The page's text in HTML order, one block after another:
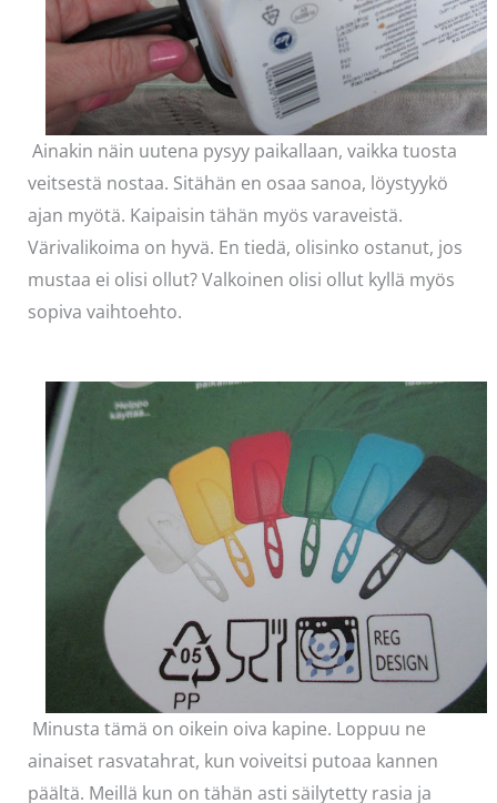
Ainakin näin uutena pysyy paikallaan, vaikka tuosta
veitsestä nostaa. Sitähän en osaa sanoa, löystyykö
ajan myötä. Kaipaisin tähän myös varaveistä.
Värivalikoima on hyvä. En tiedä, olisinko ostanut, jos
mustaa ei olisi ollut? Valkoinen olisi ollut kyllä myös
sopiva vaihtoehto.
Minusta tämä on oikein oiva kapine. Loppuu ne
ainaiset rasvatahrat, kun voiveitsi putoaa kannen
päältä. Meillä kun on tähän asti säilytetty rasia ja